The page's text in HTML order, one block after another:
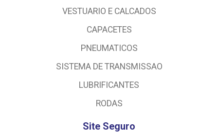
VESTUARIO E CALCADOS
CAPACETES
PNEUMATICOS
SISTEMA DE TRANSMISSAO
LUBRIFICANTES
RODAS
Site Seguro